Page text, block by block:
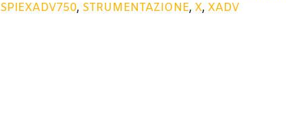
SPIEXADV750, STRUMENTAZIONE, X, XADV